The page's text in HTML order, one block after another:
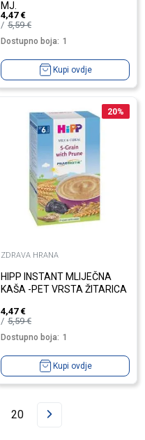
MJ.
4,47 €
5,59€
Dostupno boja: 1
Kupi ovdje
20%
ZDRAVA HRANA
HIPP INSTANT MLIJEČNA
KAŠA -PET VRSTA ŽITARICA
4,47 €
5,59€
Dostupno boja: 1
Kupi ovdje
20